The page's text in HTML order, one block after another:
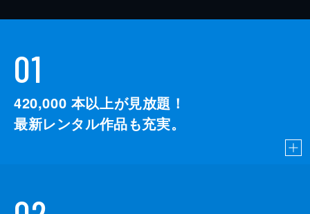
01
420,000 本以上が見放題！
最新レンタル作品も充実。